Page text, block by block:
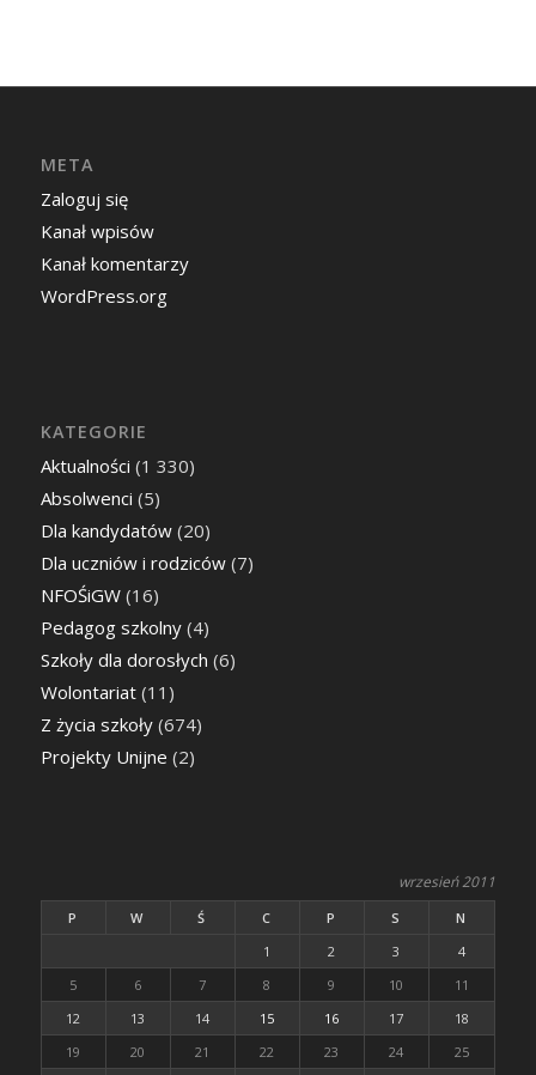
META
Zaloguj się
Kanał wpisów
Kanał komentarzy
WordPress.org
KATEGORIE
Aktualności (1 330)
Absolwenci (5)
Dla kandydatów(20)
Dla uczniów i rodziców(7)
NFOŚiGW(16)
Pedagog szkolny(4)
Szkoły dla dorosłych (6)
Wolontariat(11)
Z życia szkoły(674)
Projekty Unijne (2)
wrzesień 2011
P W Ś C P S
N
1
2 3
4
5
6 7 8 9 10
11
12
13 14 15 16 17
18
19
20 21 22 23 24 25